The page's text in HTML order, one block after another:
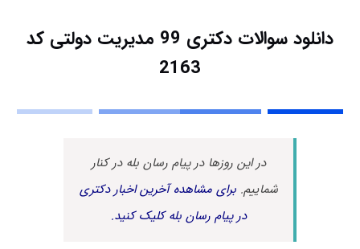
دانلود سوالات دکتری 99 مدیریت دولتی کد
2163
در این روزها در پیام رسان بله در کنار
شماییم.برای مشاهده آخرین اخبار دکتری
در پیام رسان بله کلیک کنید.